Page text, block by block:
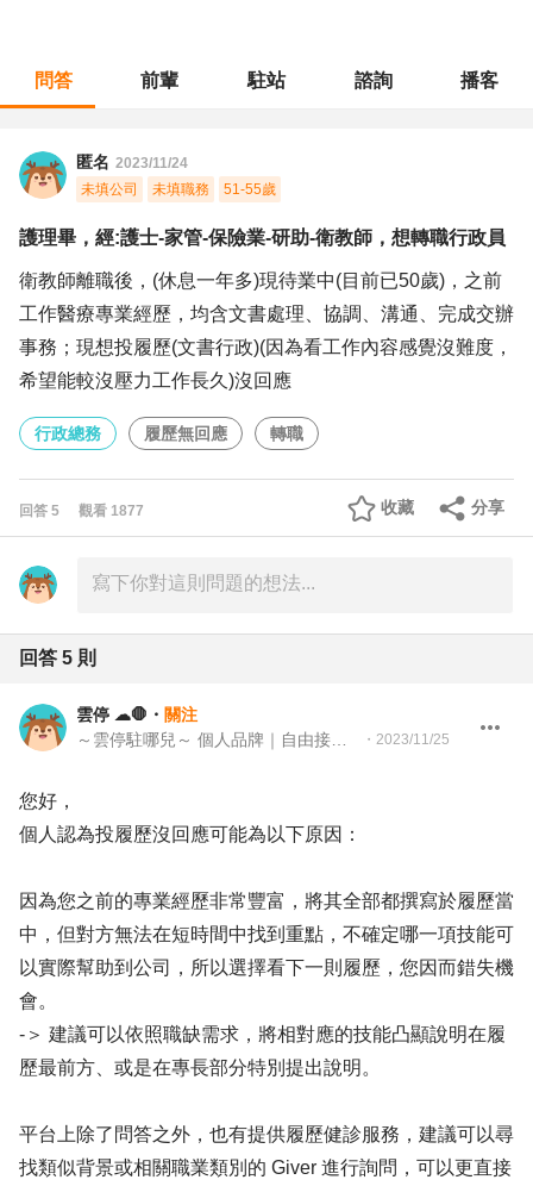
問答 前輩 駐站 諮詢 播客
匿名 2023/11/24
未填公司
未填職務 51-55歲
護理畢，經:護士-家管-保險業-研助-衛教師，想轉職行政員
衛教師離職後，(休息一年多)現待業中(目前已50歲)，之前
工作醫療專業經歷，均含文書處理、協調、溝通、完成交辦
事務；現想投履歷(文書行政)(因為看工作內容感覺沒難度，
希望能較沒壓力工作長久)沒回應
行政總務 履歷無回應 轉職
回答 5 觀看 1877 分享
收藏
回答 5 則
雲停 ☁🛑 ・ 關注
・ 2023/11/25
您好，
個人認為投履歷沒回應可能為以下原因：
因為您之前的專業經歷非常豐富，將其全部都撰寫於履歷當
中，但對方無法在短時間中找到重點，不確定哪一項技能可
以實際幫助到公司，所以選擇看下一則履歷，您因而錯失機
會。
-＞ 建議可以依照職缺需求，將相對應的技能凸顯說明在履
歷最前方、或是在專長部分特別提出說明。
平台上除了問答之外，也有提供履歷健診服務，建議可以尋
找類似背景或相關職業類別的 Giver 進行詢問，可以更直接